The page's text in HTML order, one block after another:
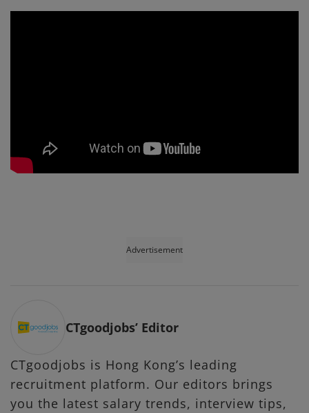
Advertisement
CTgoodjobs’ Editor
CTgoodjobs is Hong Kong’s leading
recruitment platform. Our editors brings
you the latest salary trends, interview tips,